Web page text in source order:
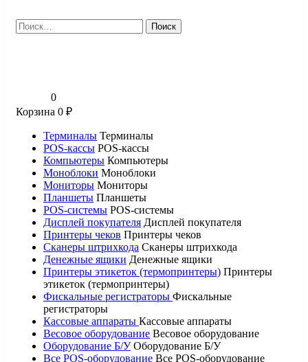
Найти:
0
Корзина 0 ₽
Терминалы Терминалы
POS-кассы POS-кассы
Компьютеры Компьютеры
Моноблоки Моноблоки
Мониторы Мониторы
Планшеты Планшеты
POS-системы POS-системы
Дисплей покупателя Дисплей покупателя
Принтеры чеков Принтеры чеков
Сканеры штрихкода Сканеры штрихкода
Денежные ящики Денежные ящики
Принтеры этикеток (термопринтеры) Принтеры
этикеток (термопринтеры)
Фискальные регистраторы Фискальные
регистраторы
Кассовые аппараты Кассовые аппараты
Весовое оборудование Весовое оборудование
Оборудование Б/У Оборудование Б/У
Все POS-оборудование Все POS-оборудование